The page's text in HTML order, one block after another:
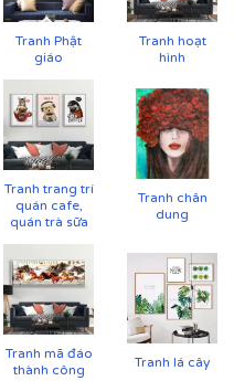
PRINTEK
được sản xuất với
sần nhẹ, giữ màu tốt,
ảnh sắc nét, sống
Tranh Phật
giáo
Tranh hoạt
hình
Tranh trang trí
quán cafe,
quán trà sữa
Tranh chân
dung
Tranh mã đáo
thành công
Tranh lá cây